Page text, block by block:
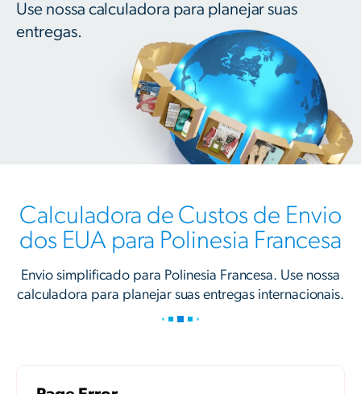
Use nossa calculadora para planejar suas
entregas.
Calculadora de Custos de Envio
dos EUA para Polinesia Francesa
Envio simplificado para Polinesia Francesa. Use nossa
calculadora para planejar suas entregas internacionais.